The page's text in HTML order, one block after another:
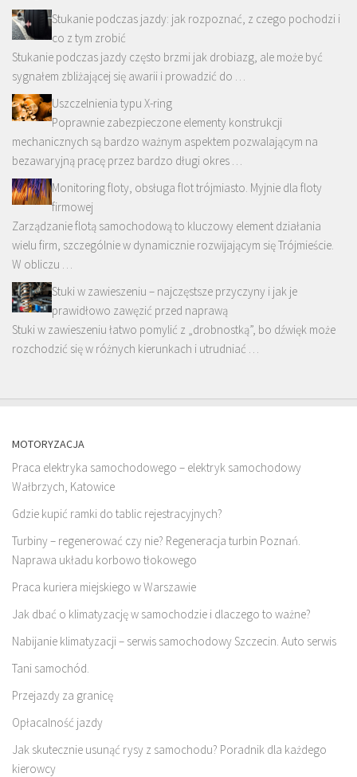
Stukanie podczas jazdy: jak rozpoznać, z czego pochodzi i
co z tym zrobić
Stukanie podczas jazdy często brzmi jak drobiazg, ale może być
sygnałem zbliżającej się awarii i prowadzić do …
Uszczelnienia typu X-ring
Poprawnie zabezpieczone elementy konstrukcji
mechanicznych są bardzo ważnym aspektem pozwalającym na
bezawaryjną pracę przez bardzo długi okres …
Monitoring floty, obsługa flot trójmiasto. Myjnie dla floty
firmowej
Zarządzanie flotą samochodową to kluczowy element działania
wielu firm, szczególnie w dynamicznie rozwijającym się Trójmieście.
W obliczu …
Stuki w zawieszeniu – najczęstsze przyczyny i jak je
prawidłowo zawęzić przed naprawą
Stuki w zawieszeniu łatwo pomylić z „drobnostką”, bo dźwięk może
rozchodzić się w różnych kierunkach i utrudniać …
MOTORYZACJA
Praca elektryka samochodowego – elektryk samochodowy
Wałbrzych, Katowice
Gdzie kupić ramki do tablic rejestracyjnych?
Turbiny – regenerować czy nie? Regeneracja turbin Poznań.
Naprawa układu korbowo tłokowego
Praca kuriera miejskiego w Warszawie
Jak dbać o klimatyzację w samochodzie i dlaczego to ważne?
Nabijanie klimatyzacji – serwis samochodowy Szczecin. Auto serwis
Tani samochód.
Przejazdy za granicę
Opłacalność jazdy
Jak skutecznie usunąć rysy z samochodu? Poradnik dla każdego
kierowcy